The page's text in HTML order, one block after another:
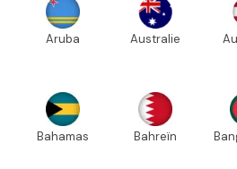
Aruba Australie
Bahamas Bahreïn